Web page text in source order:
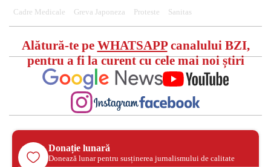
Cadre Medicale Greva Japoneza Proteste Sanitas
Alătură-te pe WHATSAPPcanalului BZI,
pentru a fi la curent cu cele mai noi știri
Donație lunară
Donează lunar pentru susținerea jurnalismului de calitate